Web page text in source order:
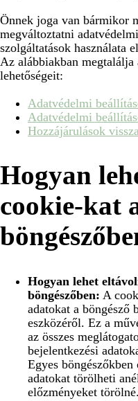
Önnek joga van bármikor
megváltoztatni
szolgáltatások használata
Az alábbiakban
lehetőségeit:
Adatvédelmi
Adatvédelmi
Hozzájárulások
Hogyan
cookie-kat
Hogyan lehet
böngészőben: A
adatokat a böngésző
eszközéről. Ez a
az összes
bejelentkezési
Egyes
adatokat törölheti
előzményeket törölné.